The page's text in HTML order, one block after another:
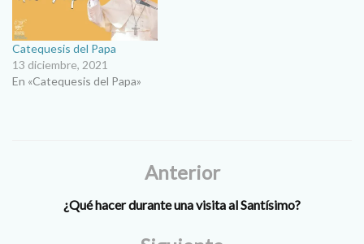
Catequesis del Papa
13 diciembre, 2021
En «Catequesis del Papa»
Anterior
¿Qué hacer durante una visita al Santísimo?